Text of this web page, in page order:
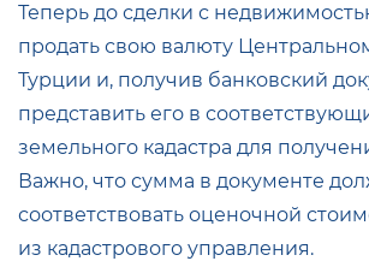
Теперь до сделки с
продать свою валюту
Турции и, получив банковский
представить его в
земельного кадастра для
Важно, что сумма в документе
соответствовать оценочной
из кадастрового управления.